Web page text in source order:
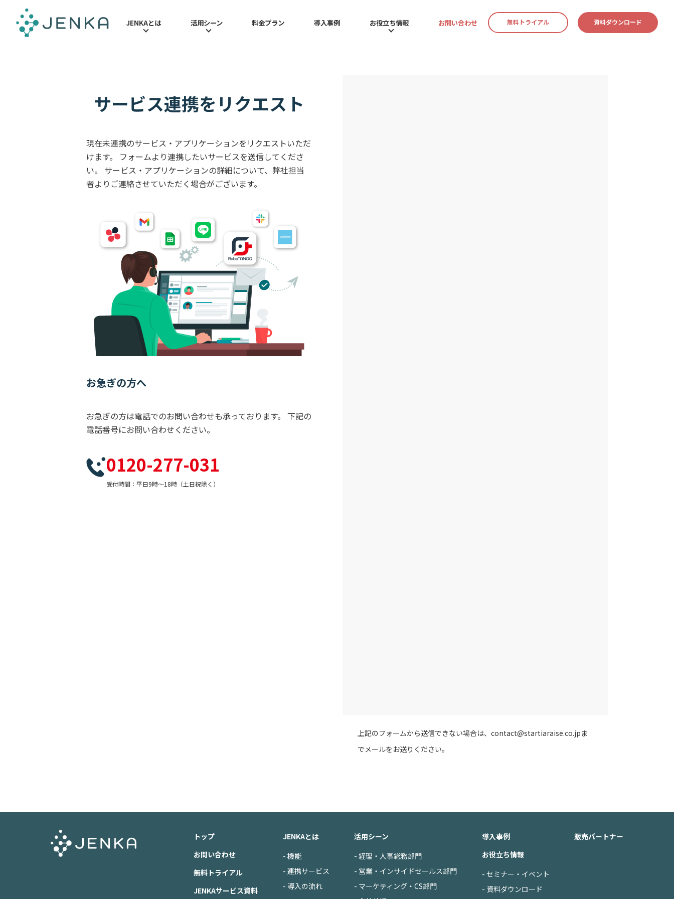
JENKAとは 活用シーン 料金プラン 導入事例 お役立ち情報 お問い合わせ 無料トライアル 資料ダウンロード
サービス連携をリクエスト
現在未連携のサービス・アプリケーションをリクエストいただ
けます。 フォームより連携したいサービスを送信してくださ
い。 サービス・アプリケーションの詳細について、弊社担当
者よりご連絡させていただく場合がございます。
お急ぎの方へ
お急ぎの方は電話でのお問い合わせも承っております。 下記の
電話番号にお問い合わせください。
0120-277-031
受付時間：平日9時～18時（土日祝除く）
上記のフォームから送信できない場合は、contact@startiaraise.co.jpま
でメールをお送りください。
トップ
お問い合わせ
無料トライアル
JENKAサービス資料
JENKAとは
- 機能
- 連携サービス
- 導入の流れ
活用シーン
- 経理・人事総務部門
- 営業・インサイドセールス部門
- マーケティング・CS部門
導入事例
お役立ち情報
- セミナー・イベント
- 資料ダウンロード
販売パートナー